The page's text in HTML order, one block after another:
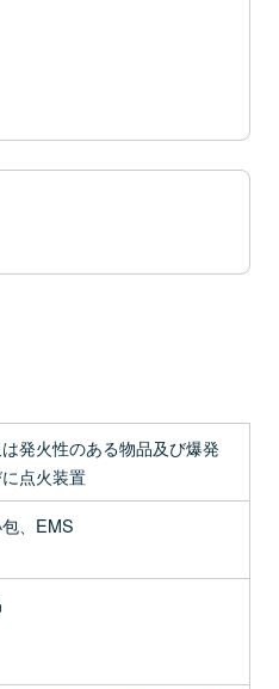
発火性のある物品及び爆発
点火装置
、EMS